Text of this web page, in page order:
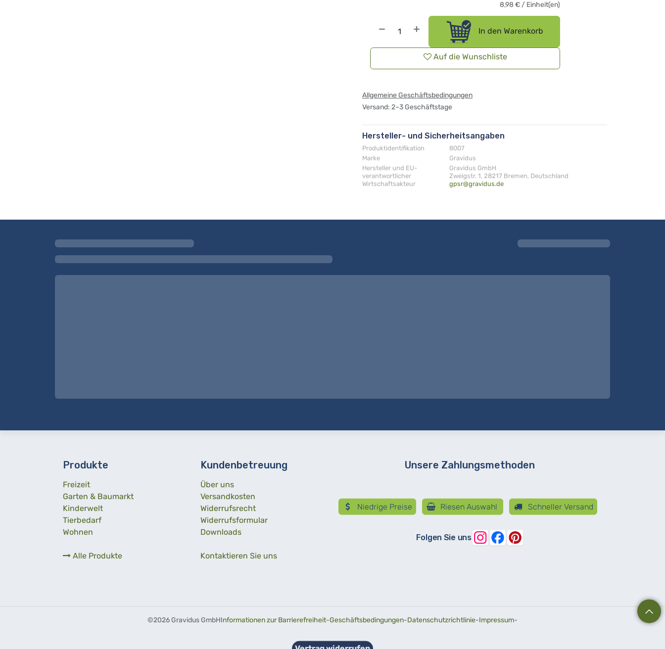
In den Warenkorb
Auf die Wunschliste
8,98 €/ Einheit(en)
Allgemeine Geschäftsbedingungen
Versand: 2–3 Geschäftstage
Hersteller- und Sicherheitsangaben
Produktidentifikation
8007
Marke
Gravidus
Hersteller und EU-
verantwortlicher
Wirtschaftsakteur
Gravidus GmbH
Zweigstr. 1, 28217 Bremen, Deutschland
gpsr@gravidus.de
Produkte
Freizeit
Garten & Baumarkt
Kinderwelt
Tierbedarf
Wohnen
Alle Produkte
Kundenbetreuung
Über uns
Versandkosten
Widerrufsrecht
Widerrufsformular
Downloads
Kontaktieren Sie uns
Unsere Zahlungsmethoden
Niedrige Preise Riesen Auswahl Schneller Versand
Folgen Sie uns
©2026 Gravidus GmbHInformationen zur Barrierefreiheit-Geschäftsbedingungen-Datenschutzrichtlinie-Impressum-